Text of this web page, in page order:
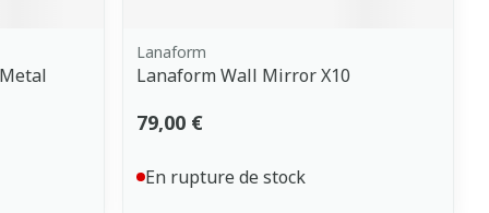
Lanaform
Lanaform Wall Mirror X10
79,00 €
En rupture de stock